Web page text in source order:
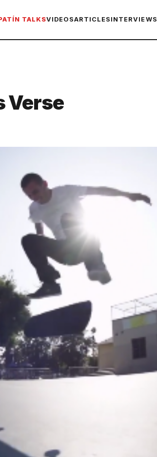
TALKSVIDEOSARTICLES INTERVIEWS
Verse